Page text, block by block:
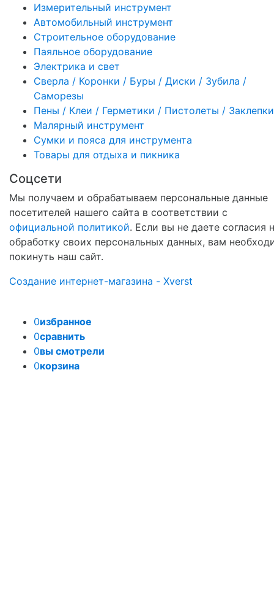
Измерительный инструмент
Автомобильный инструмент
Строительное оборудование
Паяльное оборудование
Электрика и свет
Сверла / Коронки / Буры / Диски / Зубила /
Саморезы
Пены / Клеи / Герметики / Пистолеты / Заклепки
Малярный инструмент
Сумки и пояса для инструмента
Товары для отдыха и пикника
Соцсети
Мы получаем и обрабатываем персональные данные
посетителей нашего сайта в соответствии с
официальной политикой. Если вы не даете согласия
обработку своих персональных данных, вам
покинуть наш сайт.
Создание интернет-магазина - Xverst
0избранное
0сравнить
0вы смотрели
0корзина